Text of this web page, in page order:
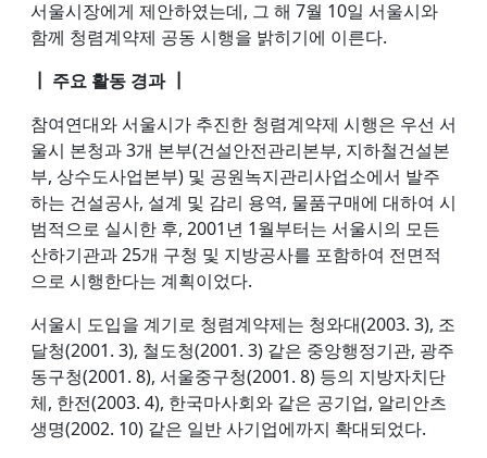
서울시장에게 제안하였는데, 그 해 7월 10일 서울시와
함께 청렴계약제 공동 시행을 밝히기에 이른다.
┃ 주요 활동 경과 ┃
참여연대와 서울시가 추진한 청렴계약제 시행은 우선 서
울시 본청과 3개 본부(건설안전관리본부, 지하철건설본
부, 상수도사업본부) 및 공원녹지관리사업소에서 발주
하는 건설공사, 설계 및 감리 용역, 물품구매에 대하여 시
범적으로 실시한 후, 2001년 1월부터는 서울시의 모든
산하기관과 25개 구청 및 지방공사를 포함하여 전면적
으로 시행한다는 계획이었다.
서울시 도입을 계기로 청렴계약제는 청와대(2003. 3), 조
달청(2001. 3), 철도청(2001. 3) 같은 중앙행정기관, 광주
동구청(2001. 8), 서울중구청(2001. 8) 등의 지방자치단
체, 한전(2003. 4), 한국마사회와 같은 공기업, 알리안츠
생명(2002. 10) 같은 일반 사기업에까지 확대되었다.